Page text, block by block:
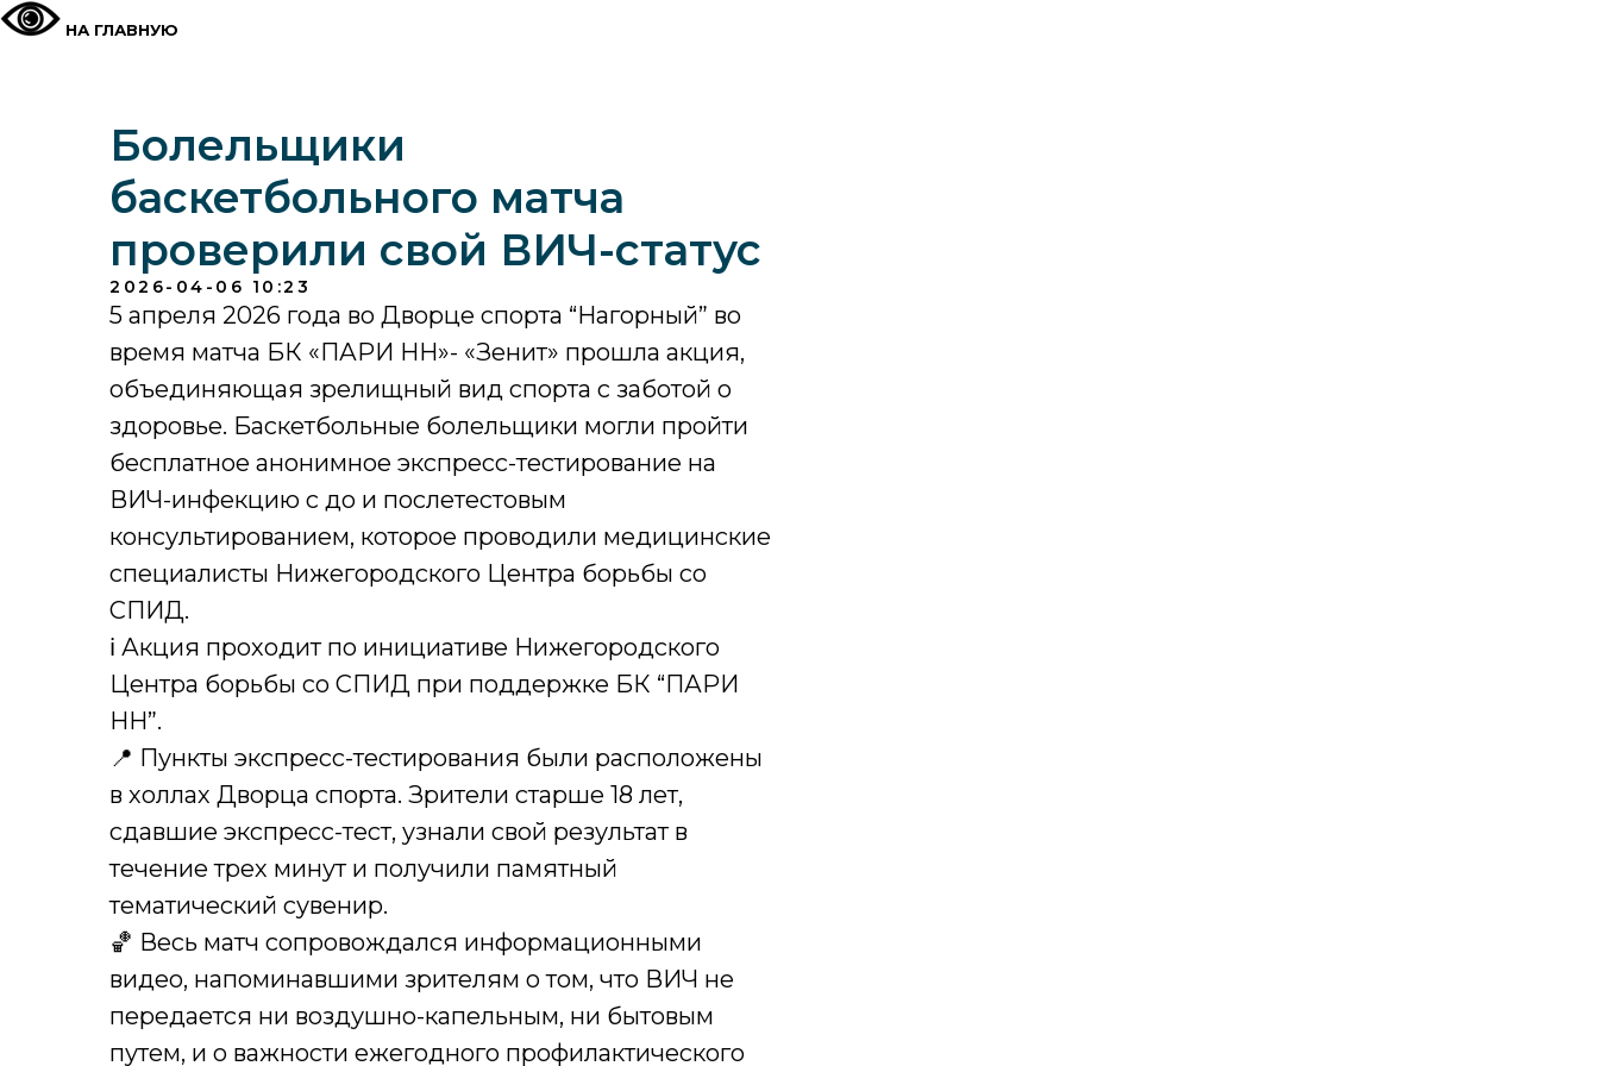
НА ГЛАВНУЮ
Болельщики
баскетбольного матча
проверили свой ВИЧ-статус
2026-04-06 10:23
5 апреля 2026 года во Дворце спорта “Нагорный” во
время матча БК «ПАРИ НН»- «Зенит» прошла акция,
объединяющая зрелищный вид спорта с заботой о
здоровье. Баскетбольные болельщики могли пройти
бесплатное анонимное экспресс-тестирование на
ВИЧ-инфекцию с до и послетестовым
консультированием, которое проводили медицинские
специалисты Нижегородского Центра борьбы со
СПИД.
ℹ Акция проходит по инициативе Нижегородского
Центра борьбы со СПИД при поддержке БК “ПАРИ
НН”.
📍 Пункты экспресс-тестирования были расположены
в холлах Дворца спорта. Зрители старше 18 лет,
сдавшие экспресс-тест, узнали свой результат в
течение трех минут и получили памятный
тематический сувенир.
🏀 Весь матч сопровождался информационными
видео, напоминавшими зрителям о том, что ВИЧ не
передается ни воздушно-капельным, ни бытовым
путем, и о важности ежегодного профилактического